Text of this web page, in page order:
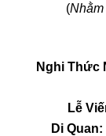
(
Nghi Thức
Lễ
Di Quan: